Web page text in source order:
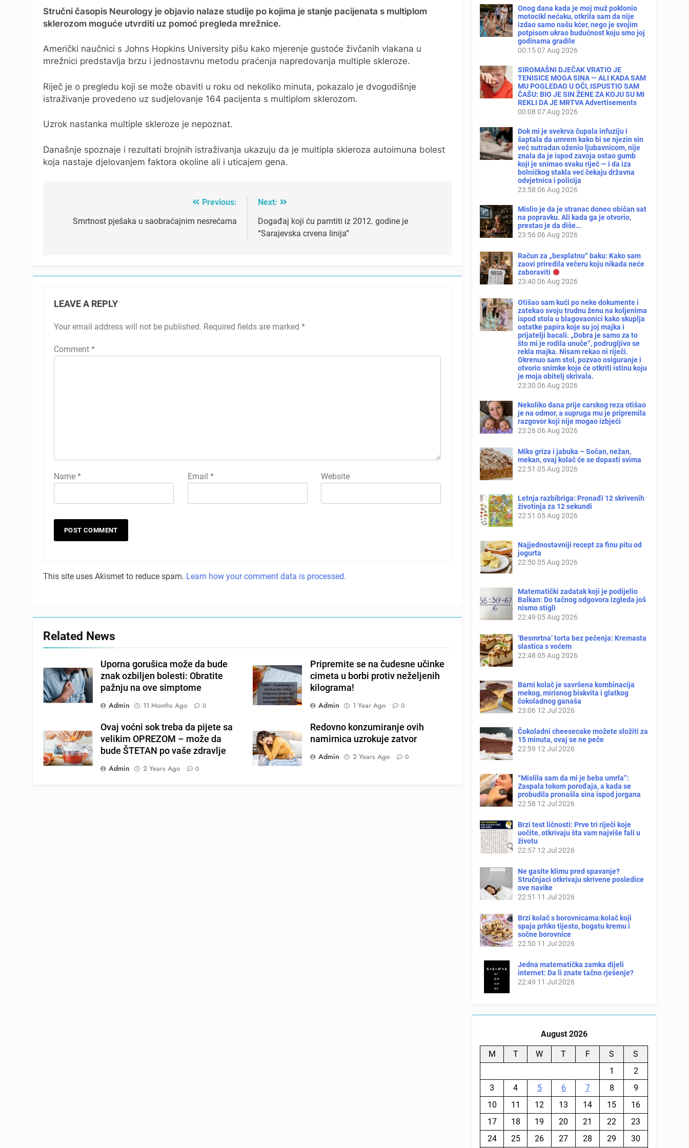
Stručni časopis Neurology je objavio nalaze studije po kojima je stanje pacijenata s multiplom
sklerozom moguće utvrditi uz pomoć pregleda mrežnice.
Američki naučnici s Johns Hopkins University pišu kako mjerenje gustoće živčanih vlakana u
mrežnici predstavlja brzu i jednostavnu metodu praćenja napredovanja multiple skleroze.
Riječ je o pregledu koji se može obaviti u roku od nekoliko minuta, pokazalo je dvogodišnje
istraživanje provedeno uz sudjelovanje 164 pacijenta s multiplom sklerozom.
Uzrok nastanka multiple skleroze je nepoznat.
Današnje spoznaje i rezultati brojnih istraživanja ukazuju da je multipla skleroza autoimuna bolest
koja nastaje djelovanjem faktora okoline ali i uticajem gena.
navigation
Previous:
Smrtnost pješaka u saobraćajnim nesrećama
Next:
Događaj koji ću pamtiti iz 2012. godine je
“Sarajevska crvena linija”
LEAVE A REPLY
Your email address will not be published. Required fields are marked *
Comment *
Name * Email * Website
This site uses Akismet to reduce spam. Learn how your comment data is processed.
Related News
Uporna gorušica može da bude
znak ozbiljen bolesti: Obratite
pažnju na ove simptome
Admin
11 Months Ago 0
Pripremite se na čudesne učinke
cimeta u borbi protiv neželjenih
kilograma!
Admin
1 Year Ago 0
Ovaj voćni sok treba da pijete sa
velikim OPREZOM – može da
bude ŠTETAN po vaše zdravlje
Admin
2 Years Ago 0
Redovno konzumiranje ovih
namirnica uzrokuje zatvor
Admin
2 Years Ago 0
Onog dana kada je moj muž poklonio
motocikl nećaku, otkrila sam da nije
izdao samo našu kćer, nego je svojim
potpisom ukrao budućnost koju smo joj
godinama gradile
00:15 07 Aug 2026
SIROMAŠNI DJEČAK VRATIO JE
TENISICE MOGA SINA — ALI KADA SAM
MU POGLEDAO U OČI, ISPUSTIO SAM
ČAŠU: BIO JE SIN ŽENE ZA KOJU SU MI
REKLI DA JE MRTVA Advertisements
00:08 07 Aug 2026
Dok mi je svekrva čupala infuziju i
šaptala da umrem kako bi se njezin sin
već sutradan oženio ljubavnicom, nije
znala da je ispod zavoja ostao gumb
koji je snimao svaku riječ — i da iza
bolničkog stakla već čekaju državna
odvjetnica i policija
23:58 06 Aug 2026
Mislio je da je stranac doneo običan sat
na popravku. Ali kada ga je otvorio,
prestao je da diše…
23:56 06 Aug 2026
Račun za „besplatnu“ baku: Kako sam
zaovi priredila večeru koju nikada neće
zaboraviti
23:40 06 Aug 2026
Otišao sam kući po neke dokumente i
zatekao svoju trudnu ženu na koljenima
ispod stola u blagovaonici kako skuplja
ostatke papira koje su joj majka i
prijatelji bacali. „Dobra je samo za to
što mi je rodila unuče“, podrugljivo se
rekla majka. Nisam rekao ni riječi.
Okrenuo sam stol, pozvao osiguranje i
otvorio snimke koje će otkriti istinu koju
je moja obitelj skrivala.
23:30 06 Aug 2026
Nekoliko dana prije carskog reza otišao
je na odmor, a supruga mu je pripremila
razgovor koji nije mogao izbjeći
23:26 06 Aug 2026
Miks griza i jabuka – Sočan, nežan,
mekan, ovaj kolač će se dopasti svima
22:51 05 Aug 2026
Letnja razbibriga: Pronađi 12 skrivenih
životinja za 12 sekundi
22:51 05 Aug 2026
Najjednostavniji recept za finu pitu od
jogurta
22:50 05 Aug 2026
Matematički zadatak koji je podijelio
Balkan: Do tačnog odgovora izgleda još
nismo stigli
22:49 05 Aug 2026
‘Besmrtna’ torta bez pečenja: Kremasta
slastica s voćem
22:48 05 Aug 2026
Barni kolač je savršena kombinacija
mekog, mirisnog biskvita i glatkog
čokoladnog ganaša
23:06 12 Jul 2026
Čokoladni cheesecake možete složiti za
15 minuta, ovaj se ne peče
22:59 12 Jul 2026
“Mislila sam da mi je beba umrla”:
Zaspala tokom porođaja, a kada se
probudila pronašla sina ispod jorgana
22:58 12 Jul 2026
Brzi test ličnosti: Prve tri riječi koje
uočite, otkrivaju šta vam najviše fali u
životu
22:57 12 Jul 2026
Ne gasite klimu pred spavanje?
Stručnjaci otkrivaju skrivene posledice
ove navike
22:51 11 Jul 2026
Brzi kolač s borovnicama:kolač koji
spaja prhko tijesto, bogatu kremu i
sočne borovnice
22:50 11 Jul 2026
Jedna matematička zamka dijeli
internet: Da li znate tačno rješenje?
22:49 11 Jul 2026
August 2026
M T W T F S
S
1
2
3
4 5 6 7 8
9
10
11 12 13 14 15
16
17
18 19 20 21 22
23
24
25 26 27 28 29 30